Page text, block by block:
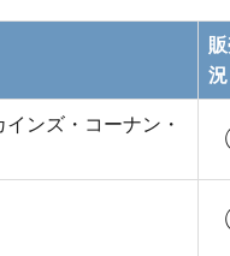
況
ンズ・コーナン・